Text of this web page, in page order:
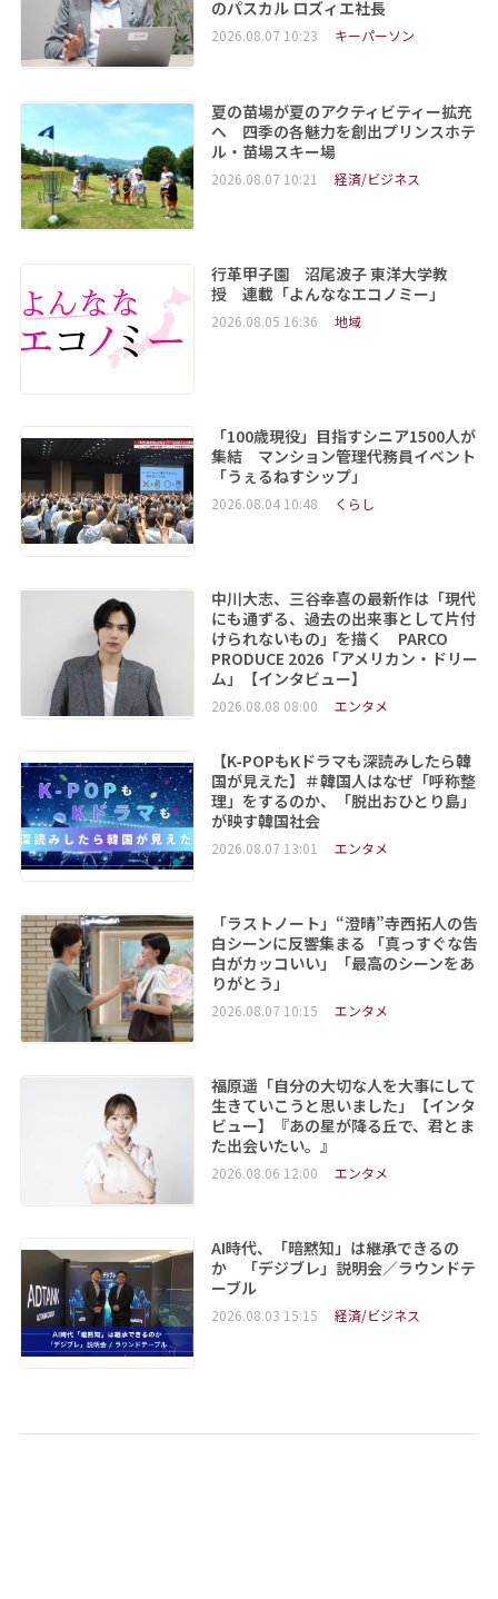
のパスカル ロズィエ社長
2026.08.07 10:23 キーパーソン
夏の苗場が夏のアクティビティー拡充
へ 四季の各魅力を創出プリンスホテ
ル・苗場スキー場
2026.08.07 10:21 経済/ビジネス
行革甲子園 沼尾波子 東洋大学教
授 連載「よんななエコノミー」
2026.08.05 16:36 地域
「100歳現役」目指すシニア1500人が
集結 マンション管理代務員イベント
「うぇるねすシップ」
2026.08.04 10:48 くらし
中川大志、三谷幸喜の最新作は「現代
にも通ずる、過去の出来事として片付
けられないもの」を描く PARCO
PRODUCE 2026「アメリカン・ドリー
ム」【インタビュー】
2026.08.08 08:00 エンタメ
【K-POPもKドラマも深読みしたら韓
国が見えた】＃韓国人はなぜ「呼称整
理」をするのか、「脱出おひとり島」
が映す韓国社会
2026.08.07 13:01 エンタメ
「ラストノート」“澄晴”寺西拓人の告
白シーンに反響集まる 「真っすぐな告
白がカッコいい」「最高のシーンをあ
りがとう」
2026.08.07 10:15 エンタメ
福原遥「自分の大切な人を大事にして
生きていこうと思いました」【インタ
ビュー】『あの星が降る丘で、君とま
た出会いたい。』
2026.08.06 12:00 エンタメ
AI時代、「暗黙知」は継承できるの
か 「デジブレ」説明会／ラウンドテ
ーブル
2026.08.03 15:15 経済/ビジネス